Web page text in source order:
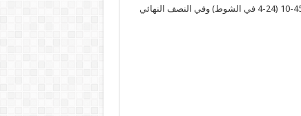
الجزائر صاحبة المركز الأول في مجموعتها تغلبت على رواندا بفريق كبير 45-10 (24-4 في الشوط) وفي النصف النهائي